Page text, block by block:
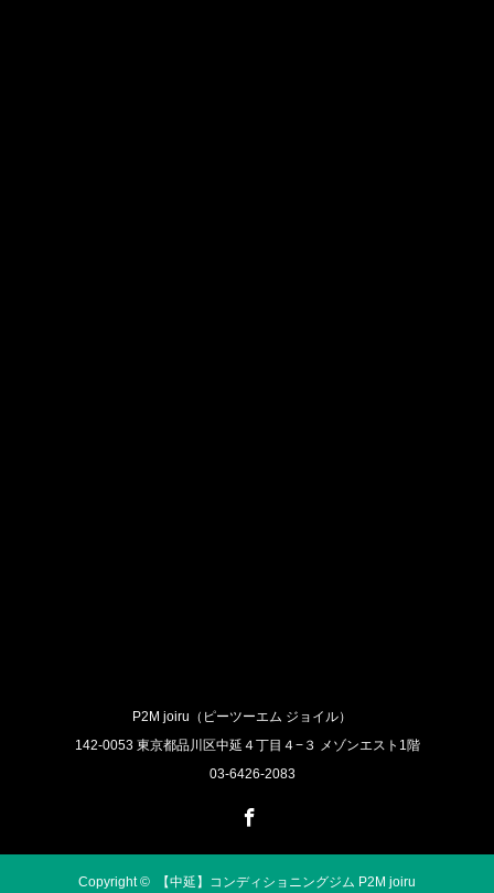
P2M joiru（ピーツーエム ジョイル）
142-0053 東京都品川区中延４丁目４−３ メゾンエスト1階
03-6426-2083
Copyright © 【中延】コンディショニングジム P2M joiru